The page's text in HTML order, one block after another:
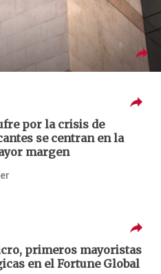
por la crisis de
se centran en la
margen
primeros mayoristas
en el Fortune Global